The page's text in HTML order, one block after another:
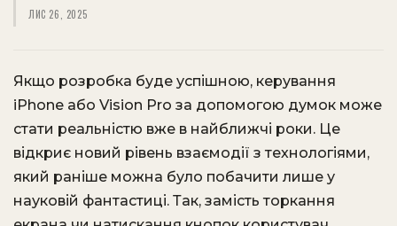
ЛИС 26, 2025
Якщо розробка буде успішною, керування
iPhone або Vision Pro за допомогою думок може
стати реальністю вже в найближчі роки. Це
відкриє новий рівень взаємодії з технологіями,
який раніше можна було побачити лише у
науковій фантастиці. Так, замість торкання